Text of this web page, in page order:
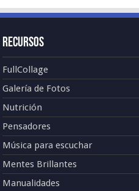
Recursos
FullCollage
Galería de Fotos
Nutrición
Pensadores
Música para escuchar
Mentes Brillantes
Manualidades